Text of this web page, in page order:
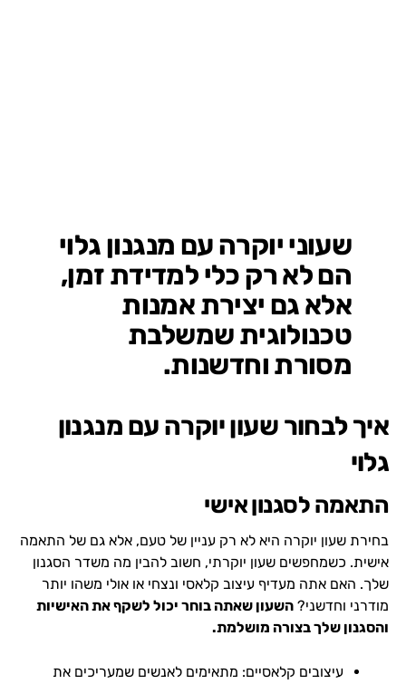
שעוני יוקרה עם מנגנון גלוי
הם לא רק כלי למדידת זמן,
אלא גם יצירת אמנות
טכנולוגית שמשלבת
מסורת וחדשנות.
איך לבחור שעון יוקרה עם מנגנון
גלוי
התאמה לסגנון אישי
בחירת שעון יוקרה היא לא רק עניין של טעם, אלא גם של התאמה
אישית. כשמחפשים שעון יוקרתי, חשוב להבין מה משדר הסגנון
שלך. האם אתה מעדיף עיצוב קלאסי ונצחי או אולי משהו יותר
מודרני וחדשני? השעון שאתה בוחר יכול לשקף את האישיות
והסגנון שלך בצורה מושלמת.
עיצובים קלאסיים: מתאימים לאנשים שמעריכים את